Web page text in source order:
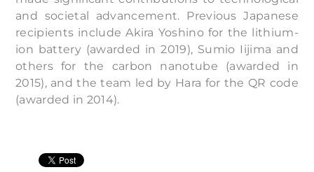
and societal advancement. Previous Japanese
recipients include Akira Yoshino for the lithium-
ion battery (awarded in 2019), Sumio Iijima and
others for the carbon nanotube (awarded in
2015), and the team led by Hara for the QR code
(awarded in 2014).